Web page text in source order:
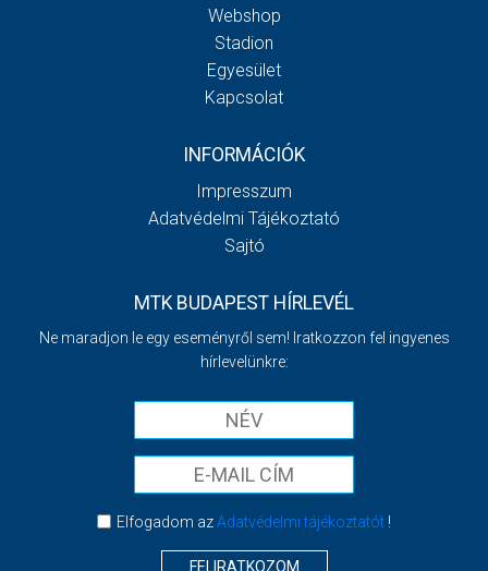
Webshop
Stadion
Egyesület
Kapcsolat
INFORMÁCIÓK
Impresszum
Adatvédelmi Tájékoztató
Sajtó
MTK BUDAPEST HÍRLEVÉL
Ne maradjon le egy eseményről sem! Iratkozzon fel ingyenes
hírlevelünkre:
Elfogadom azAdatvédelmi tájékoztatót!
FELIRATKOZOM